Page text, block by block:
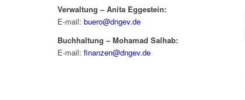
Verwaltung – Anita Eggestein:
E-mail: buero@dngev.de
Buchhaltung – Mohamad Salhab:
E-mail: finanzen@dngev.de